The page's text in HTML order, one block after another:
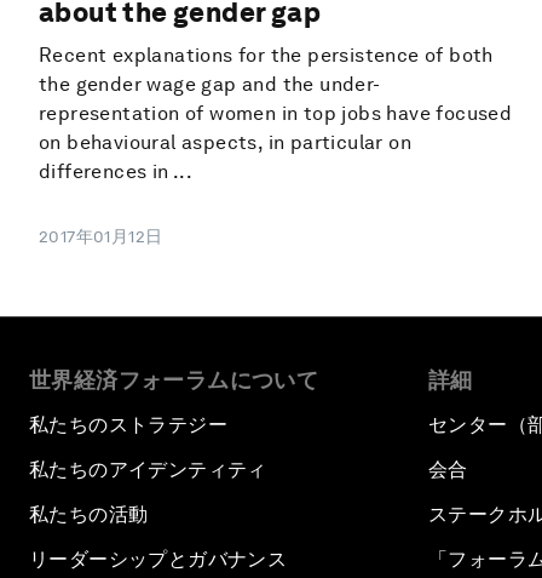
about the gender gap
Recent explanations for the persistence of both
the gender wage gap and the under-
representation of women in top jobs have focused
on behavioural aspects, in particular on
differences in ...
2017年01月12日
世界経済フォーラムについて
私たちのストラテジー
私たちのアイデンティティ
私たちの活動
リーダーシップとガバナンス
詳細
センター（
会合
ステークホ
「フォーラ